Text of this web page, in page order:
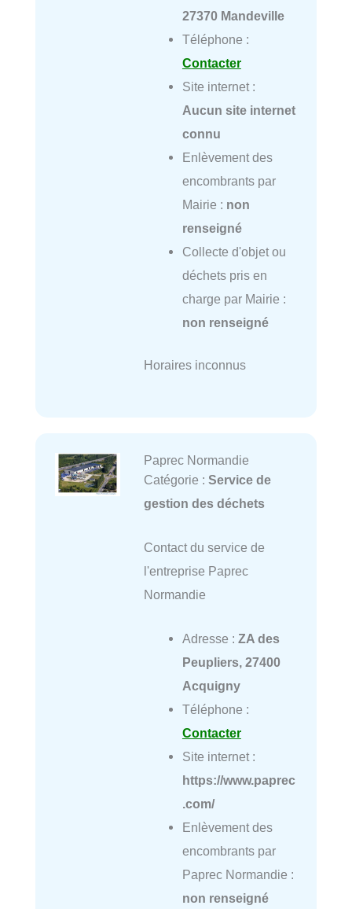
27370 Mandeville
Téléphone :
Contacter
Site internet :
Aucun site internet
connu
Enlèvement des
encombrants par
Mairie : non
renseigné
Collecte d'objet ou
déchets pris en
charge par Mairie :
non renseigné
Horaires inconnus
Paprec Normandie
Catégorie : Service de
gestion des déchets
Contact du service de
l'entreprise Paprec
Normandie
Adresse : ZA des
Peupliers, 27400
Acquigny
Téléphone :
Contacter
Site internet :
https://www.paprec
.com/
Enlèvement des
encombrants par
Paprec Normandie :
non renseigné